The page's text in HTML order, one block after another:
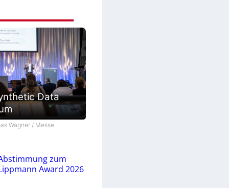
Data
Wagner / Messe
zum
Award 2026